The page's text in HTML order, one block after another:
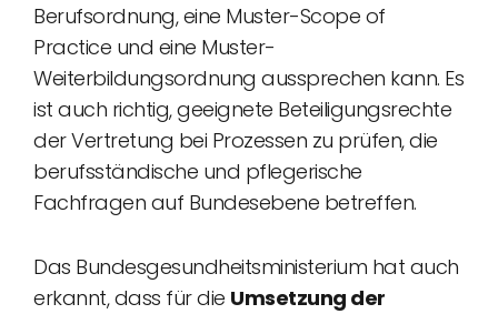
Berufsordnung, eine Muster-Scope of
Practice und eine Muster-
Weiterbildungsordnung aussprechen kann. Es
ist auch richtig, geeignete Beteiligungsrechte
der Vertretung bei Prozessen zu prüfen, die
berufsständische und pflegerische
Fachfragen auf Bundesebene betreffen.
Das Bundesgesundheitsministerium hat auch
erkannt, dass für die Umsetzung der